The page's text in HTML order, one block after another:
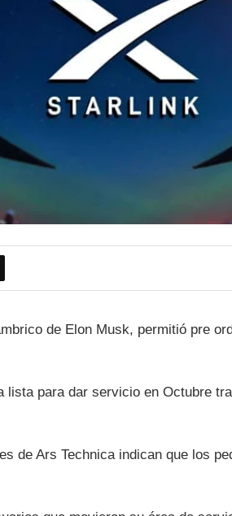
de Elon Musk, permitió pre
lista para dar servicio en Octubre
de Ars Technica indican que los